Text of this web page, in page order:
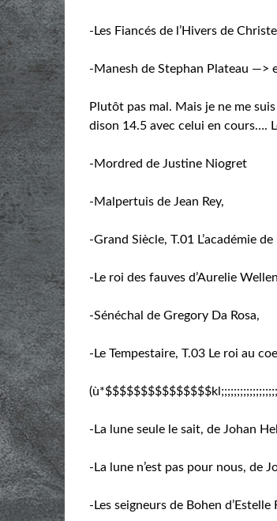
-Les Fiancés de l’Hivers de
-Manesh de Stephan Plateau —>
Plutôt pas mal. Mais je ne me
dison 14.5 avec celui en cours….
-Mordred de Justine Niogret
-Malpertuis de Jean Rey,
-Grand Siècle, T.01 L’académie
-Le roi des fauves d’Aurelie
-Sénéchal de Gregory Da Rosa,
-Le Tempestaire, T.03 Le roi au
-La lune seule le sait, de Johan
-La lune n’est pas pour nous, de
-Les seigneurs de Bohen d’Estelle